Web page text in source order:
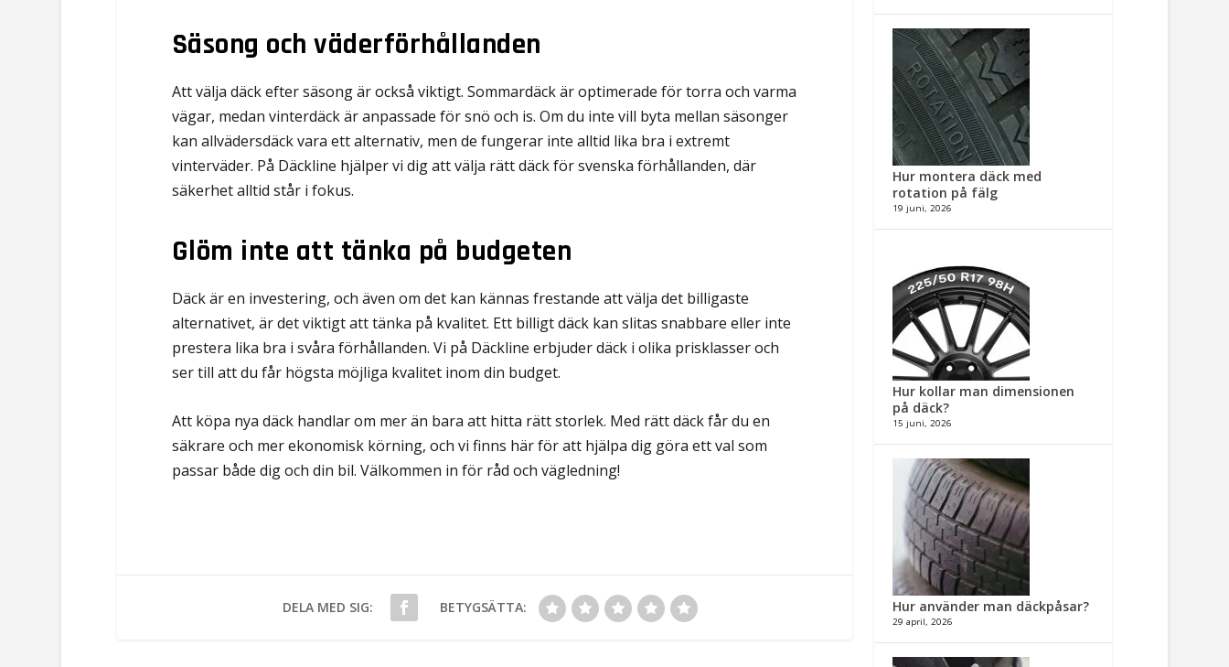
Säsong och väderförhållanden
Att välja däck efter säsong är också viktigt. Sommardäck är optimerade för torra och varma
vägar, medan vinterdäck är anpassade för snö och is. Om du inte vill byta mellan säsonger
kan allvädersdäck vara ett alternativ, men de fungerar inte alltid lika bra i extremt
vinterväder. På Däckline hjälper vi dig att välja rätt däck för svenska förhållanden, där
säkerhet alltid står i fokus.
Glöm inte att tänka på budgeten
Däck är en investering, och även om det kan kännas frestande att välja det billigaste
alternativet, är det viktigt att tänka på kvalitet. Ett billigt däck kan slitas snabbare eller inte
prestera lika bra i svåra förhållanden. Vi på Däckline erbjuder däck i olika prisklasser och
ser till att du får högsta möjliga kvalitet inom din budget.
Att köpa nya däck handlar om mer än bara att hitta rätt storlek. Med rätt däck får du en
säkrare och mer ekonomisk körning, och vi finns här för att hjälpa dig göra ett val som
passar både dig och din bil. Välkommen in för råd och vägledning!
DELA MED SIG: BETYGSÄTTA:
Hur montera däck med
rotation på fälg​
19 juni, 2026
Hur kollar man dimensionen
på däck?
15 juni, 2026
Hur använder man däckpåsar?
29 april, 2026